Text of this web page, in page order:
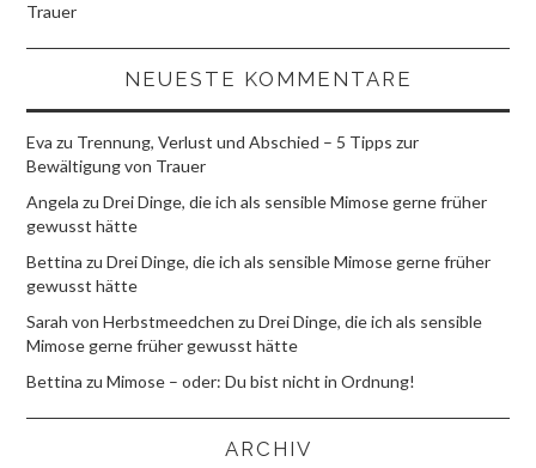
Trauer
NEUESTE KOMMENTARE
Eva zu Trennung, Verlust und Abschied – 5 Tipps zur
Bewältigung von Trauer
Angela zuDrei Dinge, die ich als sensible Mimose gerne früher
gewusst hätte
Bettina zuDrei Dinge, die ich als sensible Mimose gerne früher
gewusst hätte
Sarah von Herbstmeedchen zuDrei Dinge, die ich als sensible
Mimose gerne früher gewusst hätte
Bettina zuMimose – oder: Du bist nicht in Ordnung!
ARCHIV